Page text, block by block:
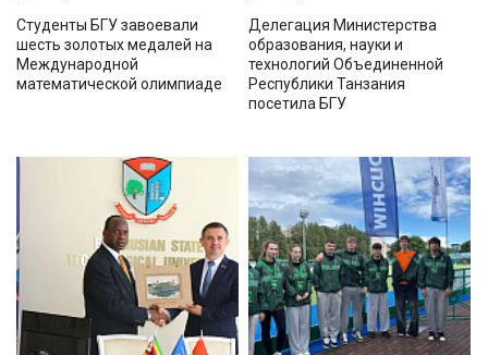
Студенты БГУ завоевали
шесть золотых медалей на
Международной
математической олимпиаде
Делегация Министерства
образования, науки и
технологий Объединенной
Республики Танзания
посетила БГУ